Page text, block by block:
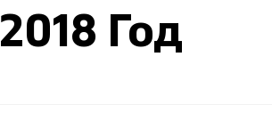
2018 Год